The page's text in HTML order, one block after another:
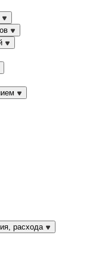
расхода